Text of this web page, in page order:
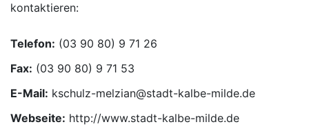
kontaktieren:
Telefon:
Fax:
E-Mail:
Webseite: http://www.stadt-kalbe-milde.de